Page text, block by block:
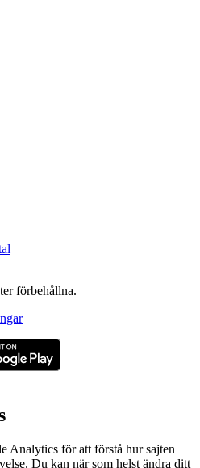
förbehållna.
Analytics för att förstå hur sajten
Du kan när som helst ändra ditt